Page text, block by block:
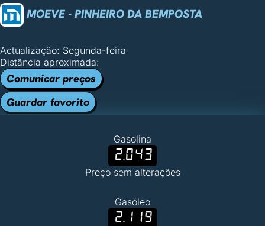
MOEVE - PINHEIRO DA BEMPOSTA
Actualização: Segunda-feira
Distância aproximada:
Comunicar preços
Guardar favorito
Gasolina
2.043
Preço sem alterações
Gasóleo
2.119